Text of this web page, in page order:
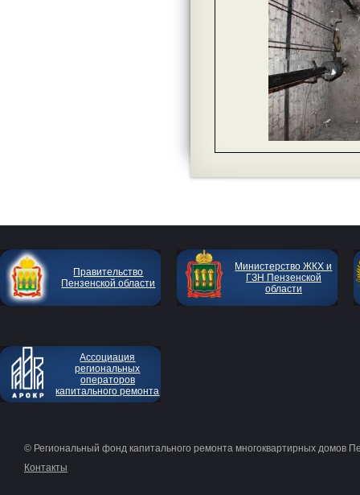
Правительство
Пензенской области
Министерство ЖКХ и
ГЗН Пензенской
области
Ассоциация
региональных
операторов
капитального ремонта
© Региональный фонд капитального ремонта многоквартирных домов
Контакты